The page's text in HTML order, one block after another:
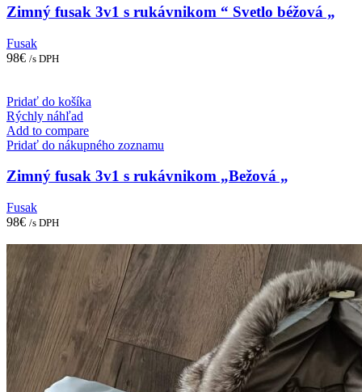
Zimný fusak 3v1 s rukávnikom “ Svetlo béžová „
Fusak
98€ /s DPH
Pridať do košíka
Rýchly náhľad
Add to compare
Pridať do nákupného zoznamu
Zimný fusak 3v1 s rukávnikom „Bežová „
Fusak
98€ /s DPH